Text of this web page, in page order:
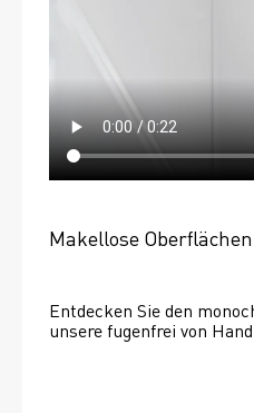
Makellose Oberflächen
Entdecken Sie den
unsere fugenfrei von